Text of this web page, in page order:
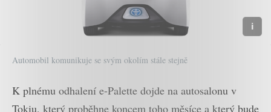
Automobil komunikuje se svým okolím stále stejně
K plnému odhalení e-Palette dojde na autosalonu v
Tokiu, který proběhne koncem toho měsíce a který bude